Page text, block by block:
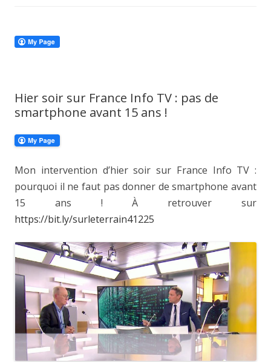
Hier soir sur France Info TV : pas de
smartphone avant 15 ans !
Mon intervention d’hier soir sur France Info TV :
pourquoi il ne faut pas donner de smartphone avant
15 ans ! À retrouver sur
https://bit.ly/surleterrain41225